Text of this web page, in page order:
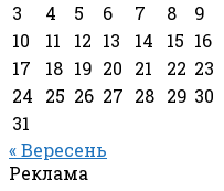
3
4 5 6 7 8
9
10
11 12 13 14 15 16
17
18 19 20 21 22 23
24
25 26 27 28 29 30
31
« Вересень
Реклама